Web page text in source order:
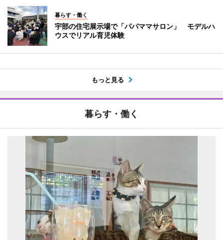
暮らす・働く
宇部の住宅展示場で「パパママサロン」 モデルハ
ウスでリアル育児体験
もっと見る
暮らす・働く